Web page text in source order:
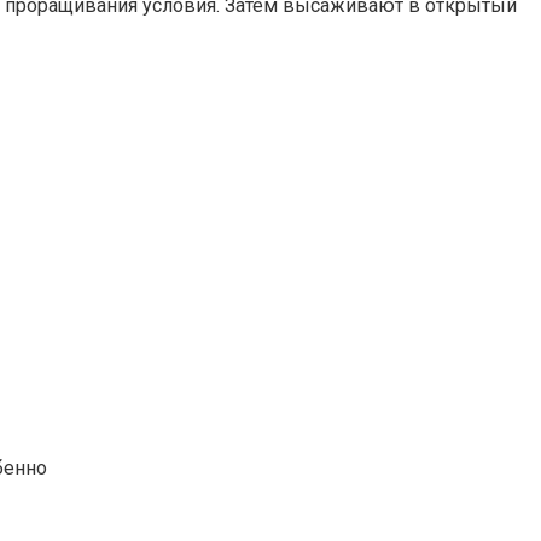
условия. Затем высаживают в открытый